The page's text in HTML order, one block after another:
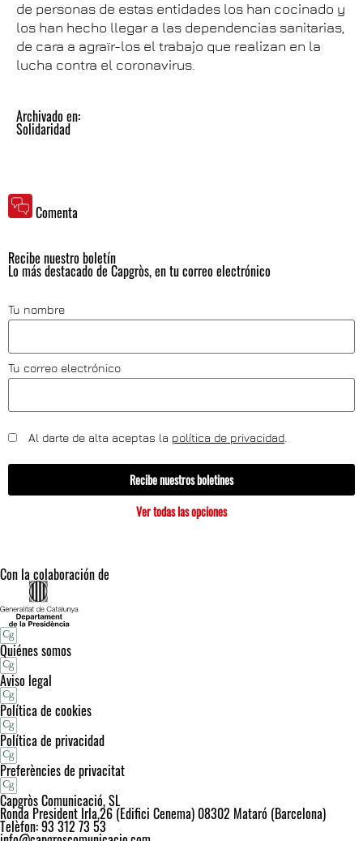
de personas de estas entidades los han cocinado y
los han hecho llegar a las dependencias sanitarias,
de cara a agraïr-los el trabajo que realizan en la
lucha contra el coronavirus.
Archivado en:
Solidaridad
Comenta
Recibe nuestro boletín
Lo más destacado de Capgròs, en tu correo electrónico
Tu nombre
Tu correo electrónico
Al darte de alta aceptas la política de privacidad
Recibe nuestros boletines
Ver todas las opciones
Con la colaboración de
Quiénes somos
Aviso legal
Política de cookies
Política de privacidad
Preferències de privacitat
Capgròs Comunicació, SL
Ronda President Irla,26 (Edifici Cenema) 08302 Mataró (Barcelona)
Telèfon: 93 312 73 53